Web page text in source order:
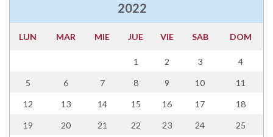
2022
LUN MAR MIE JUE VIE SAB DOM
1 2 3 4
5 6 7 8 9 10 11
12 13 14 15 16 17 18
19 20 21 22 23 24 25